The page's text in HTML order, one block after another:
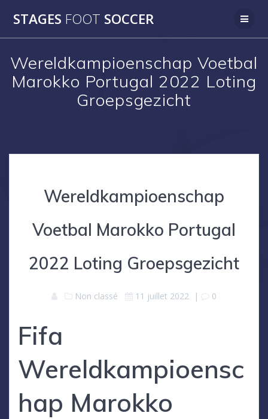
to
STAGES FOOT SOCCER
Wereldkampioenschap Voetbal
Marokko Portugal 2022 Loting
Groepsgezicht
Wereldkampioenschap
Voetbal Marokko Portugal
2022 Loting Groepsgezicht
Non classé 11 juillet 2022 | 0
Fifa
Wereldkampioensc
hap Marokko